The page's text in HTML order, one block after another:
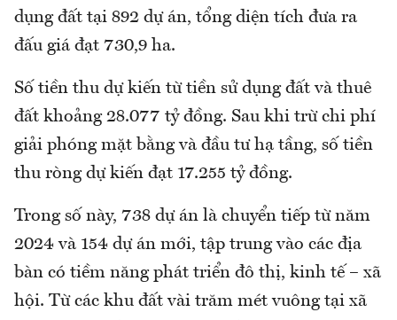
dụng đất tại 892 dự án, tổng diện tích đưa ra
đấu giá đạt 730,9 ha.
Số tiền thu dự kiến từ tiền sử dụng đất và thuê
đất khoảng 28.077 tỷ đồng. Sau khi trừ chi phí
giải phóng mặt bằng và đầu tư hạ tầng, số tiền
thu ròng dự kiến đạt 17.255 tỷ đồng.
Trong số này, 738 dự án là chuyển tiếp từ năm
2024 và 154 dự án mới, tập trung vào các địa
bàn có tiềm năng phát triển đô thị, kinh tế – xã
hội. Từ các khu đất vài trăm mét vuông tại xã